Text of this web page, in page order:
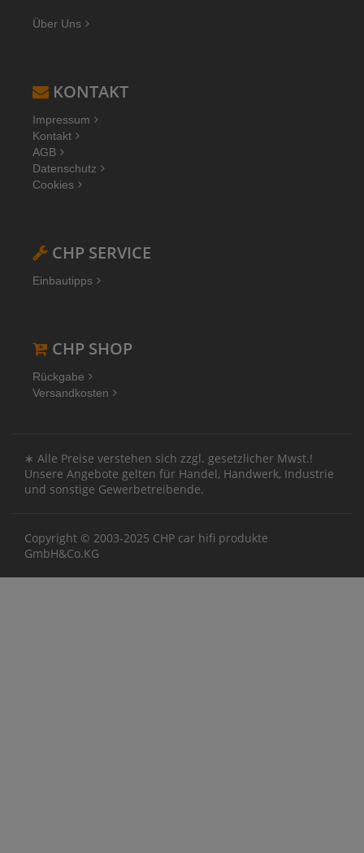
Über Uns
KONTAKT
Impressum
Kontakt
AGB
Datenschutz
Cookies
CHP SERVICE
Einbautipps
CHP SHOP
Rückgabe
Versandkosten
∗ Alle Preise verstehen sich zzgl. gesetzlicher Mwst.!
Unsere Angebote gelten für Handel, Handwerk, Industrie
und sonstige Gewerbetreibende.
Copyright © 2003-2025 CHP car hifi produkte
GmbH&Co.KG